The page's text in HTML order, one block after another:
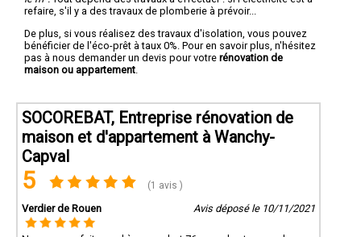
refaire, s'il y a des travaux de plomberie à prévoir...
De plus, si vous réalisez des travaux d'isolation, vous pouvez
bénéficier de l'éco-prêt à taux 0%. Pour en savoir plus, n'hésitez
pas à nous demander un devis pour votre rénovation de
maison ou appartement
SOCOREBAT, Entreprise rénovation de
maison et d'appartement à Wanchy-
Capval
5 (1 avis )
Verdier de Rouen Avis déposé le 10/11/2021